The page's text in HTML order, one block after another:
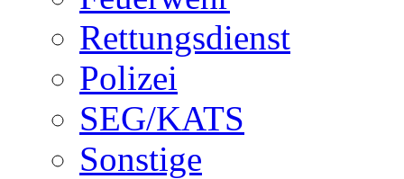
Rettungsdienst
Polizei
SEG/KATS
Sonstige